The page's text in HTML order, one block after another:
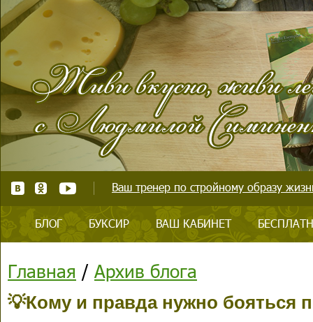
Ваш тренер по стройному образу
БЛОГ БУКСИР ВАШ КАБИНЕТ
Главная / Архив блога
💡Кому и правда нужно бояться